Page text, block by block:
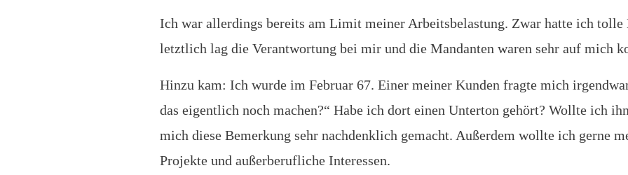
Ich war allerdings bereits am Limit meiner Arbeitsbelastung. Zwar hatte ich
letztlich lag die Verantwortung bei mir und die Mandanten waren sehr auf mich
Hinzu kam: Ich wurde im Februar 67. Einer meiner Kunden fragte mich
das eigentlich noch machen?“ Habe ich dort einen Unterton gehört? Wollte ich
mich diese Bemerkung sehr nachdenklich gemacht. Außerdem wollte ich gerne
Projekte und außerberufliche Interessen.